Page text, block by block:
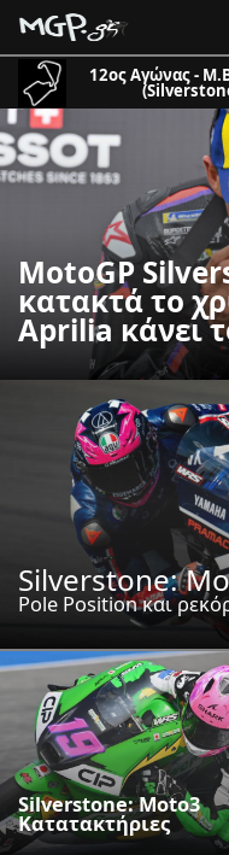
12ος Αγώνας -
MotoGP
κατακτά το
Aprilia κάνει
Silverstone:
Pole Position και
Silverstone: Moto3
Κατατακτήριες